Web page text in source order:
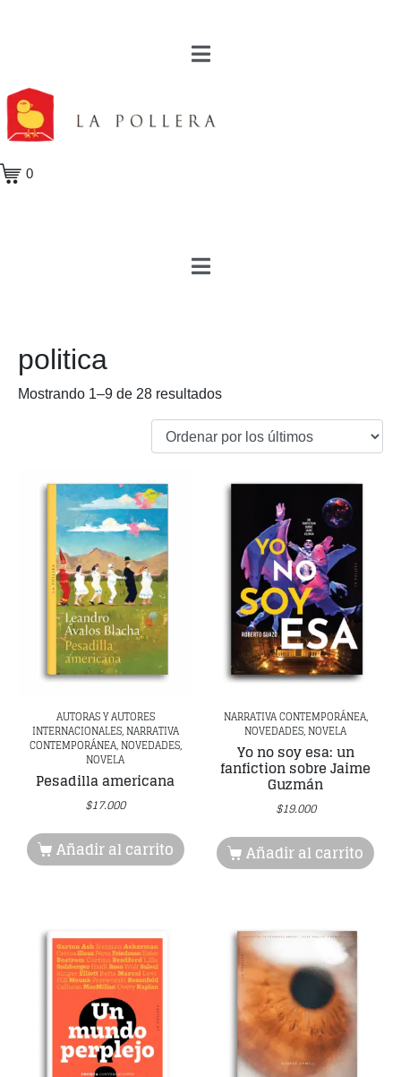
0
politica
Mostrando 1–9 de 28 resultados
AUTORAS Y AUTORES
INTERNACIONALES, NARRATIVA
CONTEMPORÁNEA, NOVEDADES,
NOVELA
Pesadilla americana
$17.000
Añadir al carrito
NARRATIVA CONTEMPORÁNEA,
NOVEDADES, NOVELA
Yo no soy esa: un
fanfiction sobre Jaime
Guzmán
$19.000
Añadir al carrito